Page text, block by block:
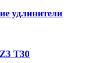
удлинители
T30